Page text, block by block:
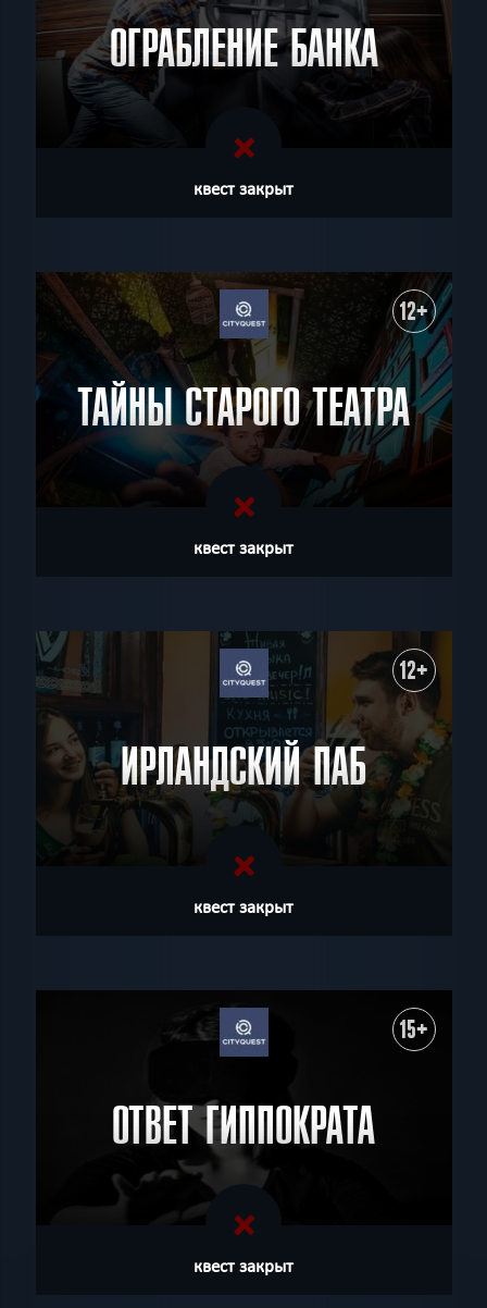
ОГРАБЛЕНИЕ БАНКА
квест закрыт
12+
ТАЙНЫ СТАРОГО ТЕАТРА
квест закрыт
12+
ИРЛАНДСКИЙ ПАБ
квест закрыт
15+
ОТВЕТ ГИППОКРАТА
квест закрыт